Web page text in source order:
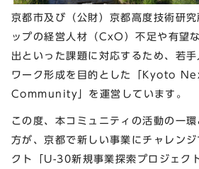
京都市及び（公財）京都高度技術研
ップの経営人材（CxO）不足や有望
出といった課題に対応するため、若
ワーク形成を目的とした「Kyoto
Community」を運営しています。
この度、本コミュニティの活動の一
方が、京都で新しい事業にチャレン
クト「U-30新規事業探索プロジェク